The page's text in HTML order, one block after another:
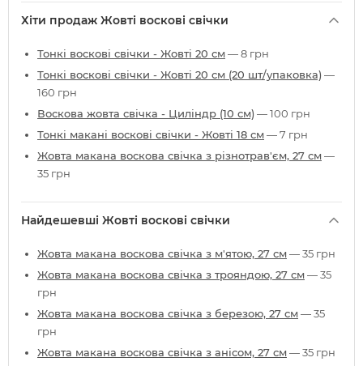
Хіти продаж Жовті воскові свічки
Тонкі воскові свічки - Жовті 20 см— 8 грн
Тонкі воскові свічки - Жовті 20 см (20 шт/упаковка)—
160 грн
Воскова жовта свічка - Циліндр (10 см)— 100 грн
Тонкі макані воскові свічки - Жовті 18 см— 7 грн
Жовта макана воскова свічка з різнотрав'єм, 27 см—
35 грн
Найдешевші Жовті воскові свічки
Жовта макана воскова свічка з м'ятою, 27 см— 35 грн
Жовта макана воскова свічка з трояндою, 27 см— 35
грн
Жовта макана воскова свічка з березою, 27 см— 35
грн
Жовта макана воскова свічка з анісом, 27 см— 35 грн